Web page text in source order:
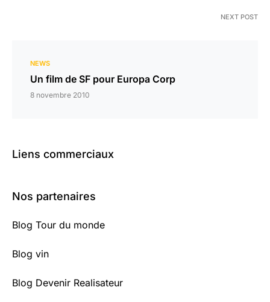
NEXT POST
NEWS
Un film de SF pour Europa Corp
8 novembre 2010
Liens commerciaux
Nos partenaires
Blog Tour du monde
Blog vin
Blog Devenir Realisateur